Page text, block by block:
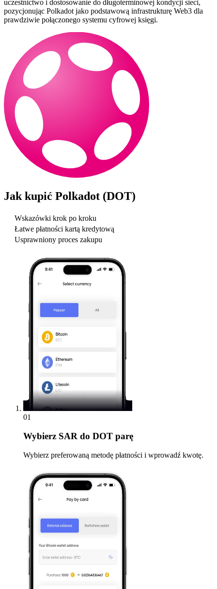
uczestnictwo i dostosowanie do długoterminowej kondycji sieci,
pozycjonując Polkadot jako podstawową infrastrukturę Web3 dla
prawdziwie połączonego systemu cyfrowej księgi.
Jak kupić Polkadot (DOT)
Wskazówki krok po kroku
Łatwe płatności kartą kredytową
Usprawniony proces zakupu
01
Wybierz SAR do DOT parę
Wybierz preferowaną metodę płatności i wprowadź kwotę.